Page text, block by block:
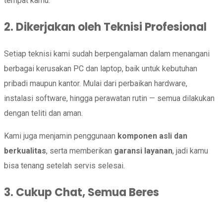
2. Dikerjakan oleh Teknisi Profesional
Setiap teknisi kami sudah berpengalaman dalam menangani
berbagai kerusakan PC dan laptop, baik untuk kebutuhan
pribadi maupun kantor. Mulai dari perbaikan hardware,
instalasi software, hingga perawatan rutin — semua dilakukan
dengan teliti dan aman.
Kami juga menjamin penggunaan komponen asli dan
berkualitas, serta memberikan garansi layanan, jadi kamu
bisa tenang setelah servis selesai.
3. Cukup Chat, Semua Beres